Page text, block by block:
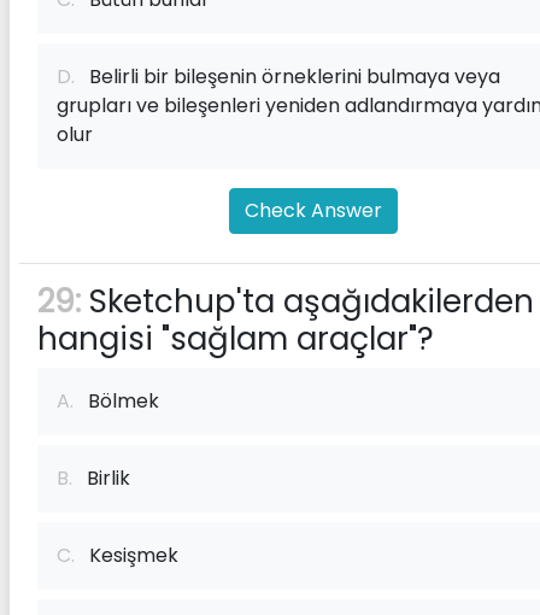
D. Belirli bir bileşenin örneklerini bulmaya veya
grupları ve bileşenleri yeniden adlandırmaya
olur
Check Answer
29: Sketchup'ta aşağıdakilerden
hangisi "sağlam araçlar"?
A. Bölmek
B. Birlik
C. Kesişmek